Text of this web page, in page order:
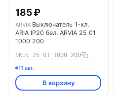
185 ₽
ARVIA Выключатель 1-кл.
ARIA IP20 бел. ARVIA 25 01
1000 200
SKU: 25 01 1000 200
11 авг.
В корзину